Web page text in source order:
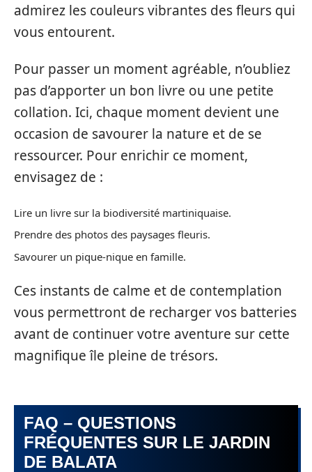
admirez les couleurs vibrantes des fleurs qui
vous entourent.
Pour passer un moment agréable, n’oubliez
pas d’apporter un bon livre ou une petite
collation. Ici, chaque moment devient une
occasion de savourer la nature et de se
ressourcer. Pour enrichir ce moment,
envisagez de :
Lire un livre sur la biodiversité martiniquaise.
Prendre des photos des paysages fleuris.
Savourer un pique-nique en famille.
Ces instants de calme et de contemplation
vous permettront de recharger vos batteries
avant de continuer votre aventure sur cette
magnifique île pleine de trésors.
FAQ – QUESTIONS
FRÉQUENTES SUR LE JARDIN
DE BALATA